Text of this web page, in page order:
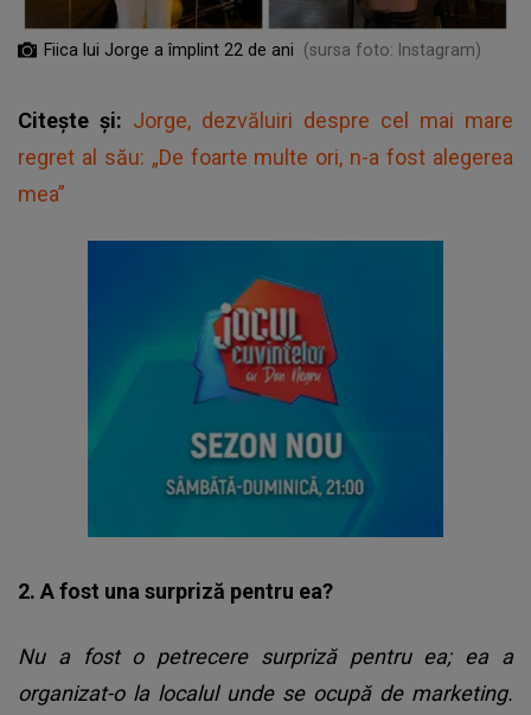
Fiica lui Jorge a împlint 22 de ani (sursa foto: Instagram)
Citește și: Jorge, dezvăluiri despre cel mai mare
regret al său: „De foarte multe ori, n-a fost alegerea
mea”
2. A fost una surpriză pentru ea?
Nu a fost o petrecere surpriză pentru ea; ea a
organizat-o la localul unde se ocupă de marketing.